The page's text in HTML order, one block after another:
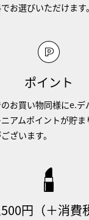
お選びいただけます。
ポイント
お買い物同様にe.デ
アムポイントが貯
ざいます。
円（＋消費